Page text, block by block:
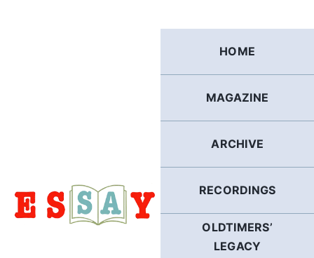
HOME
MAGAZINE
ARCHIVE
RECORDINGS
OLDTIMERS’
LEGACY